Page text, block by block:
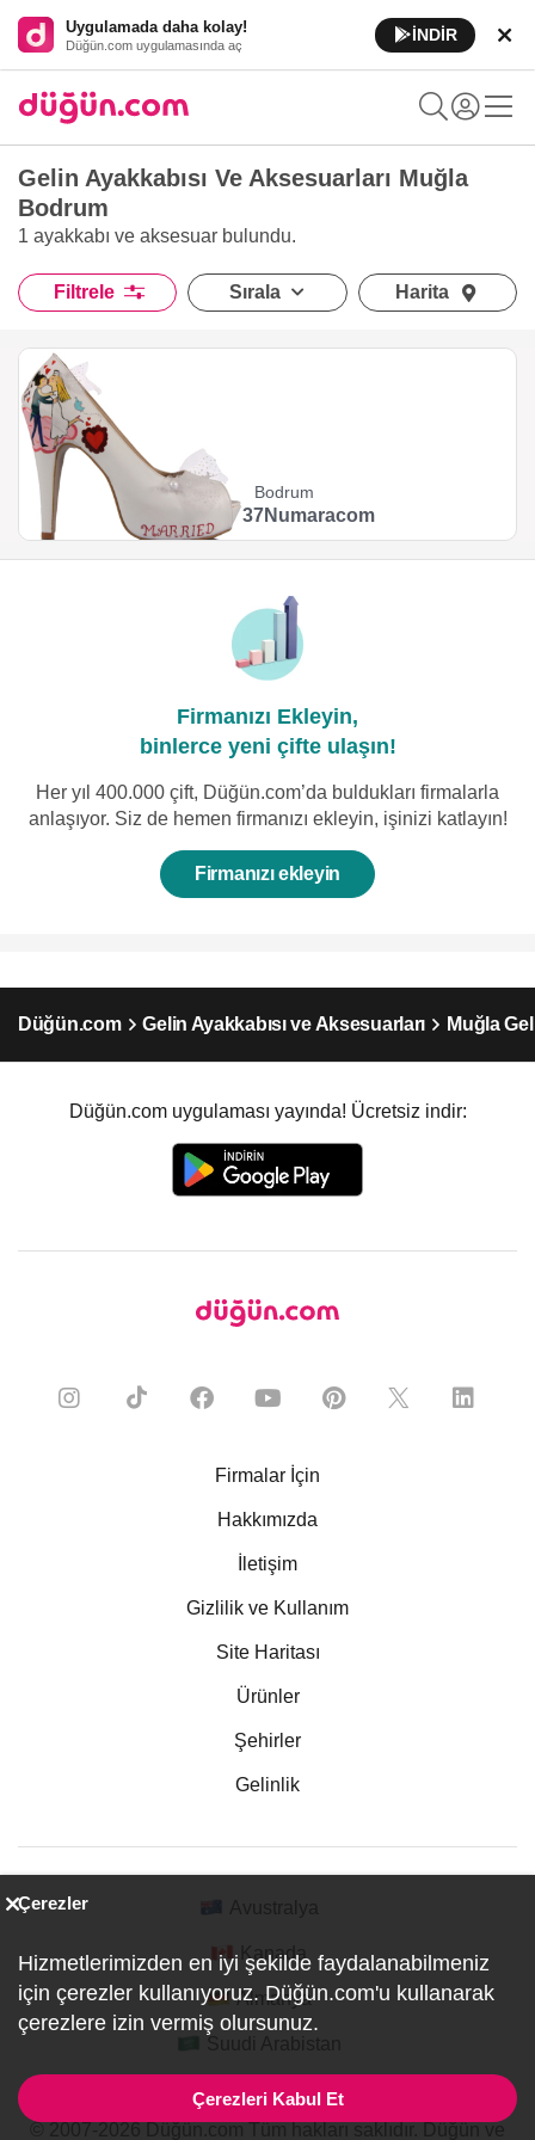
Uygulamada daha kolay!
Düğün.com uygulamasında aç
İNDİR
Gelin Ayakkabısı Ve Aksesuarları Muğla
Bodrum
1 ayakkabı ve aksesuar bulundu.
Filtrele Sırala Harita
Bodrum
37Numaracom
Firmanızı Ekleyin,
binlerce yeni çifte ulaşın!
Her yıl 400.000 çift, Düğün.com’da buldukları firmalarla
anlaşıyor. Siz de hemen firmanızı ekleyin, işinizi katlayın!
Firmanızı ekleyin
Düğün.com Gelin Ayakkabısı ve Aksesuarları Muğla
Düğün.com uygulaması yayında! Ücretsiz indir:
Firmalar İçin
Hakkımızda
İletişim
Gizlilik ve Kullanım
Site Haritası
Ürünler
Şehirler
Gelinlik
Kanada
Almanya
Çerezler
Hizmetlerimizden en iyi şekilde faydalanabilmeniz
için çerezler kullanıyoruz. Düğün.com'u kullanarak
çerezlere izin vermiş olursunuz.
Çerezleri Kabul Et